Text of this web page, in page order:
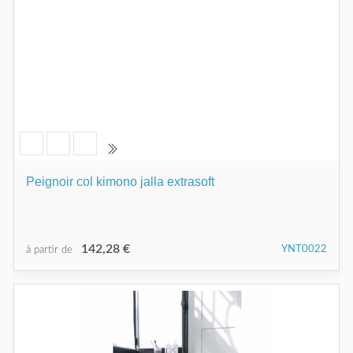
Peignoir col kimono jalla extrasoft
à partir de 142,28 € YNT0022